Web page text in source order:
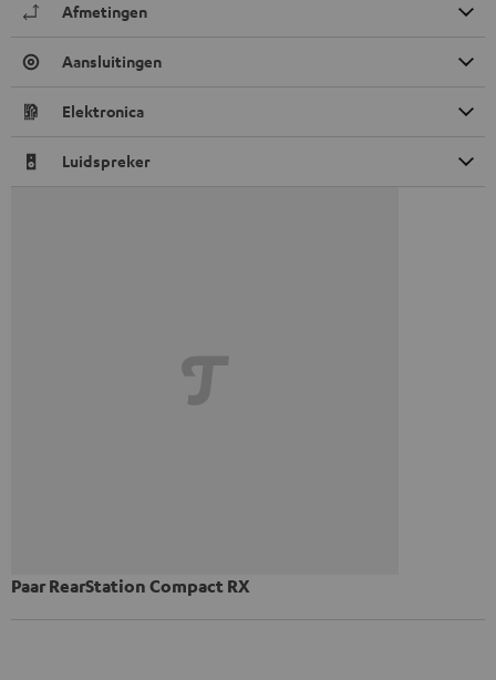
Afmetingen
Aansluitingen
Elektronica
Luidspreker
Paar RearStation Compact RX